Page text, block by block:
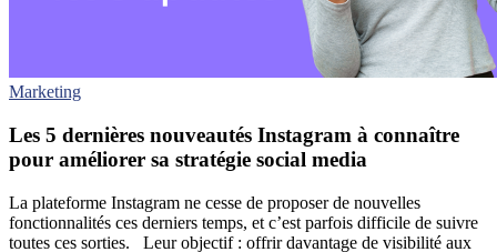
Marketing
Les 5 dernières nouveautés Instagram à connaître
pour améliorer sa stratégie social media
La plateforme Instagram ne cesse de proposer de nouvelles
fonctionnalités ces derniers temps, et c’est parfois difficile de suivre
toutes ces sorties. Leur objectif : offrir davantage de visibilité aux